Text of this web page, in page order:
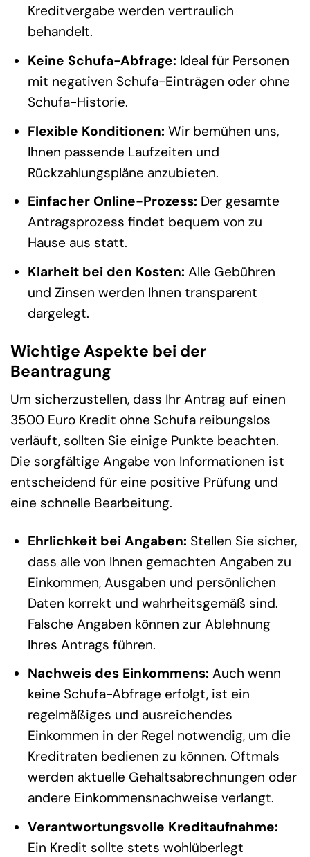
Kreditvergabe werden vertraulich
behandelt.
Keine Schufa-Abfrage: Ideal für Personen
mit negativen Schufa-Einträgen oder ohne
Schufa-Historie.
Flexible Konditionen: Wir bemühen uns,
Ihnen passende Laufzeiten und
Rückzahlungspläne anzubieten.
Einfacher Online-Prozess: Der gesamte
Antragsprozess findet bequem von zu
Hause aus statt.
Klarheit bei den Kosten: Alle Gebühren
und Zinsen werden Ihnen transparent
dargelegt.
Wichtige Aspekte bei der
Beantragung
Um sicherzustellen, dass Ihr Antrag auf einen
3500 Euro Kredit ohne Schufa reibungslos
verläuft, sollten Sie einige Punkte beachten.
Die sorgfältige Angabe von Informationen ist
entscheidend für eine positive Prüfung und
eine schnelle Bearbeitung.
Ehrlichkeit bei Angaben: Stellen Sie sicher,
dass alle von Ihnen gemachten Angaben zu
Einkommen, Ausgaben und persönlichen
Daten korrekt und wahrheitsgemäß sind.
Falsche Angaben können zur Ablehnung
Ihres Antrags führen.
Nachweis des Einkommens: Auch wenn
keine Schufa-Abfrage erfolgt, ist ein
regelmäßiges und ausreichendes
Einkommen in der Regel notwendig, um die
Kreditraten bedienen zu können. Oftmals
werden aktuelle Gehaltsabrechnungen oder
andere Einkommensnachweise verlangt.
Verantwortungsvolle Kreditaufnahme:
Ein Kredit sollte stets wohlüberlegt